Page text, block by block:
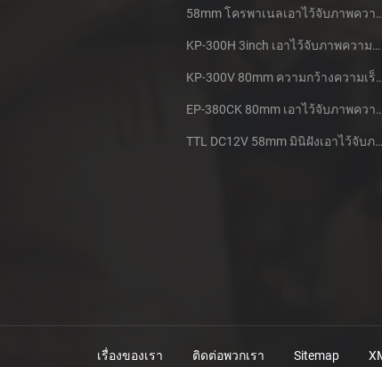
58mm โครพาเนลเอาไว้จับภาพความร้อนที่ใบเสร็จของเครื่องพิมพ์ CSN-A1
KP-300H 3inch เอาไว้จับภาพความร้อนที่ Kiosk เครื่องพิมพ์ศูนย์ควบคุม Kde ในโมดูล
KP-300V 80mm ความกว้างความเร็วสูง Kiosk เอาไว้จับภาพความร้อนที่เครื่องพิมพ์
EP-380CK 80mm เอาไว้จับภาพความร้อนที่เครื่องพิมพ์ด้วปิดล็อค
TTL DC12V 58mm มินิฝังเอาไว้จับภาพความร้อนนั่งแท็กซี่กใบเสร็จของเครื่องพิมพ์
เรื่องของเรา ติดต่อพวกเรา Sitemap